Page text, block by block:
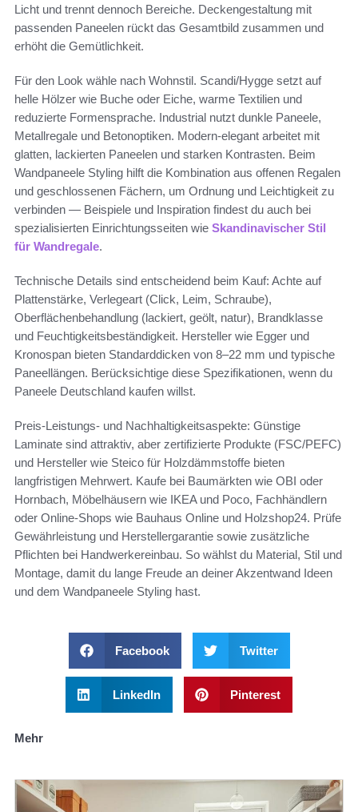
Licht und trennt dennoch Bereiche. Deckengestaltung mit
passenden Paneelen rückt das Gesamtbild zusammen und
erhöht die Gemütlichkeit.
Für den Look wähle nach Wohnstil. Scandi/Hygge setzt auf
helle Hölzer wie Buche oder Eiche, warme Textilien und
reduzierte Formensprache. Industrial nutzt dunkle Paneele,
Metallregale und Betonoptiken. Modern-elegant arbeitet mit
glatten, lackierten Paneelen und starken Kontrasten. Beim
Wandpaneele Styling hilft die Kombination aus offenen Regalen
und geschlossenen Fächern, um Ordnung und Leichtigkeit zu
verbinden — Beispiele und Inspiration findest du auch bei
spezialisierten Einrichtungsseiten wie Skandinavischer Stil
für Wandregale.
Technische Details sind entscheidend beim Kauf: Achte auf
Plattenstärke, Verlegeart (Click, Leim, Schraube),
Oberflächenbehandlung (lackiert, geölt, natur), Brandklasse
und Feuchtigkeitsbeständigkeit. Hersteller wie Egger und
Kronospan bieten Standarddicken von 8–22 mm und typische
Paneellängen. Berücksichtige diese Spezifikationen, wenn du
Paneele Deutschland kaufen willst.
Preis-Leistungs- und Nachhaltigkeitsaspekte: Günstige
Laminate sind attraktiv, aber zertifizierte Produkte (FSC/PEFC)
und Hersteller wie Steico für Holzdämmstoffe bieten
langfristigen Mehrwert. Kaufe bei Baumärkten wie OBI oder
Hornbach, Möbelhäusern wie IKEA und Poco, Fachhändlern
oder Online-Shops wie Bauhaus Online und Holzshop24. Prüfe
Gewährleistung und Herstellergarantie sowie zusätzliche
Pflichten bei Handwerkereinbau. So wählst du Material, Stil und
Montage, damit du lange Freude an deiner Akzentwand Ideen
und dem Wandpaneele Styling hast.
Facebook Twitter
LinkedIn Pinterest
Mehr